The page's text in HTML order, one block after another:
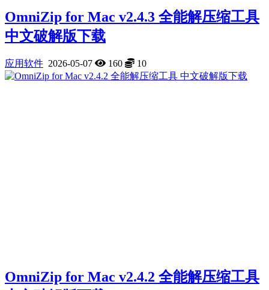
OmniZip for Mac v2.4.3 全能解压缩工具
中文破解版下载
应用软件 2026-05-07 160 10
OmniZip for Mac v2.4.2 全能解压缩工具